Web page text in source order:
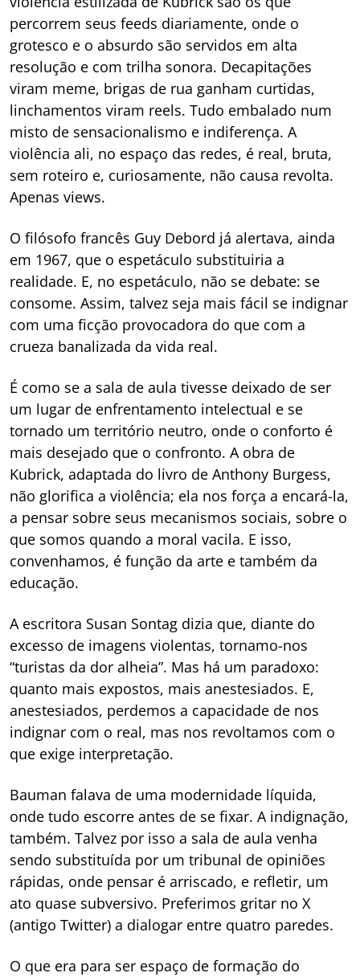
percorrem seus feeds diariamente, onde o
grotesco e o absurdo são servidos em alta
resolução e com trilha sonora. Decapitações
viram meme, brigas de rua ganham curtidas,
linchamentos viram reels. Tudo embalado num
misto de sensacionalismo e indiferença. A
violência ali, no espaço das redes, é real, bruta,
sem roteiro e, curiosamente, não causa revolta.
Apenas views.
O filósofo francês Guy Debord já alertava, ainda
em 1967, que o espetáculo substituiria a
realidade. E, no espetáculo, não se debate: se
consome. Assim, talvez seja mais fácil se indignar
com uma ficção provocadora do que com a
crueza banalizada da vida real.
É como se a sala de aula tivesse deixado de ser
um lugar de enfrentamento intelectual e se
tornado um território neutro, onde o conforto é
mais desejado que o confronto. A obra de
Kubrick, adaptada do livro de Anthony Burgess,
não glorifica a violência; ela nos força a encará-la,
a pensar sobre seus mecanismos sociais, sobre o
que somos quando a moral vacila. E isso,
convenhamos, é função da arte e também da
educação.
A escritora Susan Sontag dizia que, diante do
excesso de imagens violentas, tornamo-nos
“turistas da dor alheia”. Mas há um paradoxo:
quanto mais expostos, mais anestesiados. E,
anestesiados, perdemos a capacidade de nos
indignar com o real, mas nos revoltamos com o
que exige interpretação.
Bauman falava de uma modernidade líquida,
onde tudo escorre antes de se fixar. A indignação,
também. Talvez por isso a sala de aula venha
sendo substituída por um tribunal de opiniões
rápidas, onde pensar é arriscado, e refletir, um
ato quase subversivo. Preferimos gritar no X
(antigo Twitter) a dialogar entre quatro paredes.
O que era para ser espaço de formação do